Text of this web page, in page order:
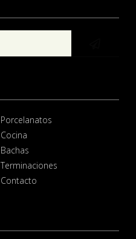
Porcelanatos
Cocina
Bachas
Terminaciones
Contacto